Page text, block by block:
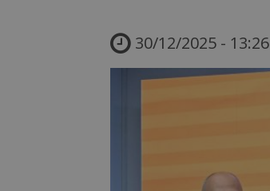
30/12/2025 - 13:26